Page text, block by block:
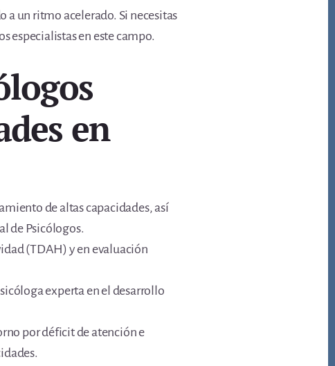
a un ritmo acelerado. Si necesitas
especialistas en este campo.
en
de altas capacidades, así
de Psicólogos.
(TDAH) y en evaluación
experta en el desarrollo
por déficit de atención e